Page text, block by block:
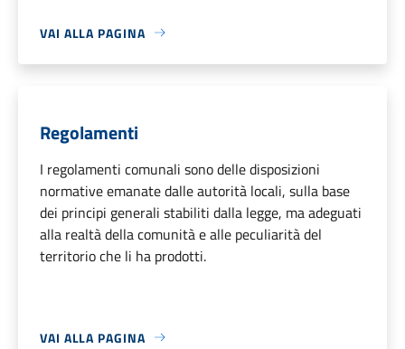
VAI ALLA PAGINA
Regolamenti
I regolamenti comunali sono delle disposizioni
normative emanate dalle autorità locali, sulla base
dei principi generali stabiliti dalla legge, ma adeguati
alla realtà della comunità e alle peculiarità del
territorio che li ha prodotti.
VAI ALLA PAGINA